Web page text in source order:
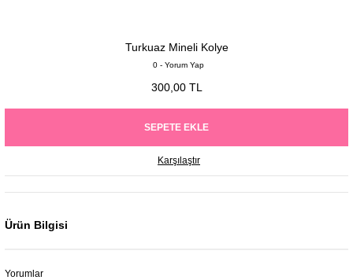
Turkuaz Mineli Kolye
0 - Yorum Yap
300,00 TL
SEPETE EKLE
Karşılaştır
Ürün Bilgisi
Yorumlar